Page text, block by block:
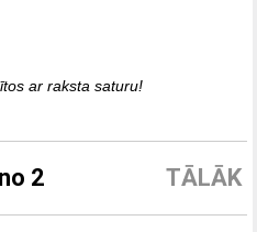
ar raksta saturu!
TĀLĀK
2